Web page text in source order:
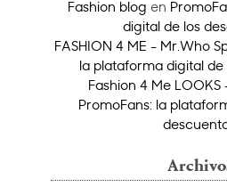
Fashion blog en
digital de los
FASHION 4 ME - Mr.Who
la plataforma digital
Fashion 4 Me
PromoFans: la